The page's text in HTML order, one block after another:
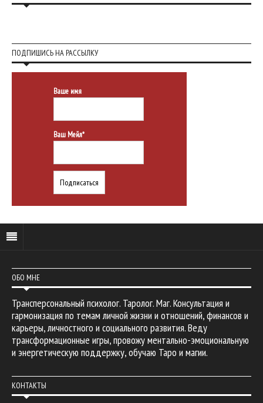
ПОДПИШИСЬ НА РАССЫЛКУ
Ваше имя
Ваш Мейл*
ОБО МНЕ
Трансперсональный психолог. Таролог. Маг. Консультация и
гармонизация по темам личной жизни и отношений, финансов и
карьеры, личностного и социального развития. Веду
трансформационные игры, провожу ментально-эмоциональную
и энергетическую поддержку, обучаю Таро и магии.
КОНТАКТЫ